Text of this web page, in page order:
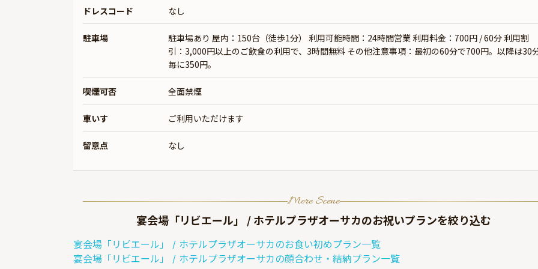
ドレスコード なし
駐車場
駐車場あり 屋内：150台（徒歩1分） 利用可能時間：24時間営業 利用料金：700円 / 60分 利用割
引：3,000円以上のご飲食の利用で、3時間無料 その他注意事項：最初の60分で700円。以降は30
毎に350円。
喫煙可否 全面禁煙
車いす ご利用いただけます
留意点 なし
More Scene
宴会場「リビエール」 / ホテルプラザオーサカのお祝いプランを絞り込む
宴会場「リビエール」 / ホテルプラザオーサカのお食い初め プラン一覧
宴会場「リビエール」 / ホテルプラザオーサカの顔合わせ・結納プラン一覧